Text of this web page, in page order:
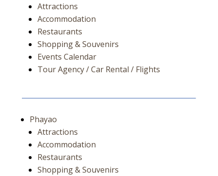
Attractions
Accommodation
Restaurants
Shopping & Souvenirs
Events Calendar
Tour Agency / Car Rental / Flights
Phayao
Attractions
Accommodation
Restaurants
Shopping & Souvenirs